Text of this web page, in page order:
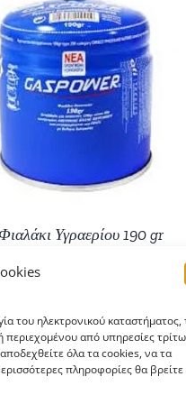
του ηλεκτρονικού καταστήματος,
περιεχομένου από υπηρεσίες
όλα τα cookies, να τα
πληροφορίες θα βρείτε
Φιαλάκι Υγραερίου 190 gr